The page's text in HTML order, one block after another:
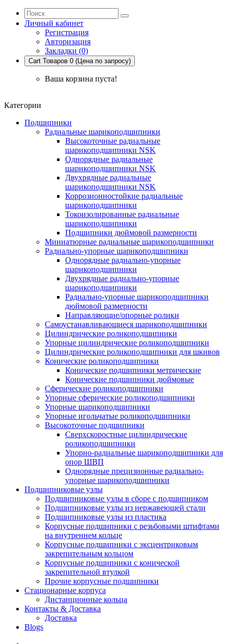
Личный кабинет
Регистрация
Авторизация
Закладки (0)
Cart Товаров 0 (Цена по запросу)
Ваша корзина пуста!
Категории
Подшипники
Радиальные шарикоподшипники
Высокоточные радиальные
шарикоподшипники NSK
Однорядные радиальные
шарикоподшипники NSK
Двухрядные радиальные
шарикоподшипники NSK
Коррозионностойкие радиальные
шарикоподшипники
Токоизолированные радиальные
шарикоподшипники
Подшипники дюймовой размерности
Миниатюрные радиальные шарикоподшипники
Радиально-упорные шарикоподшипники
Однорядные радиально-упорные
шарикоподшипники
Двухрядные радиально-упорные
шарикоподшипники
Радиально-упорные шарикоподшипники
дюймовой размерности
Направляющие/опорные ролики
Самоустанавливающиеся шарикоподшипники
Цилиндрические роликоподшипники
Упорные цилиндрические роликоподшипники
Цилиндрические роликоподшипники для шкивов
Конические роликоподшипники
Конические подшипники метрические
Конические подшипники дюймовые
Сферические роликоподшипники
Упорные сферические роликоподшипники
Упорные шарикоподшипники
Упорные игольчатые роликоподшипники
Высокоточные подшипники
Сверхскоростные цилиндрические
роликоподшипники
Упорно-радиальные шарикоподшипники для
опор ШВП
Однорядные прецизионные радиально-
упорные шарикоподшипники
Подшипниковые узлы
Подшипниковые узлы в сборе с подшипником
Подшипниковые узлы из нержавеющей стали
Подшипниковые узлы из пластика
Корпусные подшипники с резьбовыми штифтами
на внутреннем кольце
Корпусные подшипники с эксцентриковым
закрепительным кольцом
Корпусные подшипники с конической
закрепительной втулкой
Прочие корпусные подшипники
Стационарные корпуса
Дистанционные кольца
Контакты & Доставка
Доставка
Blogs